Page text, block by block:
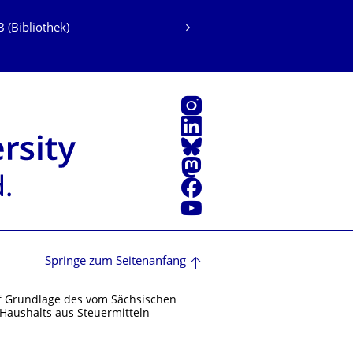
(Bibliothek)
Instagram
LinkedIn
Bluesky
Mastodon
Facebook
Youtube
Springe zum Seitenanfang
des vom Sächsischen
aus Steuermitteln